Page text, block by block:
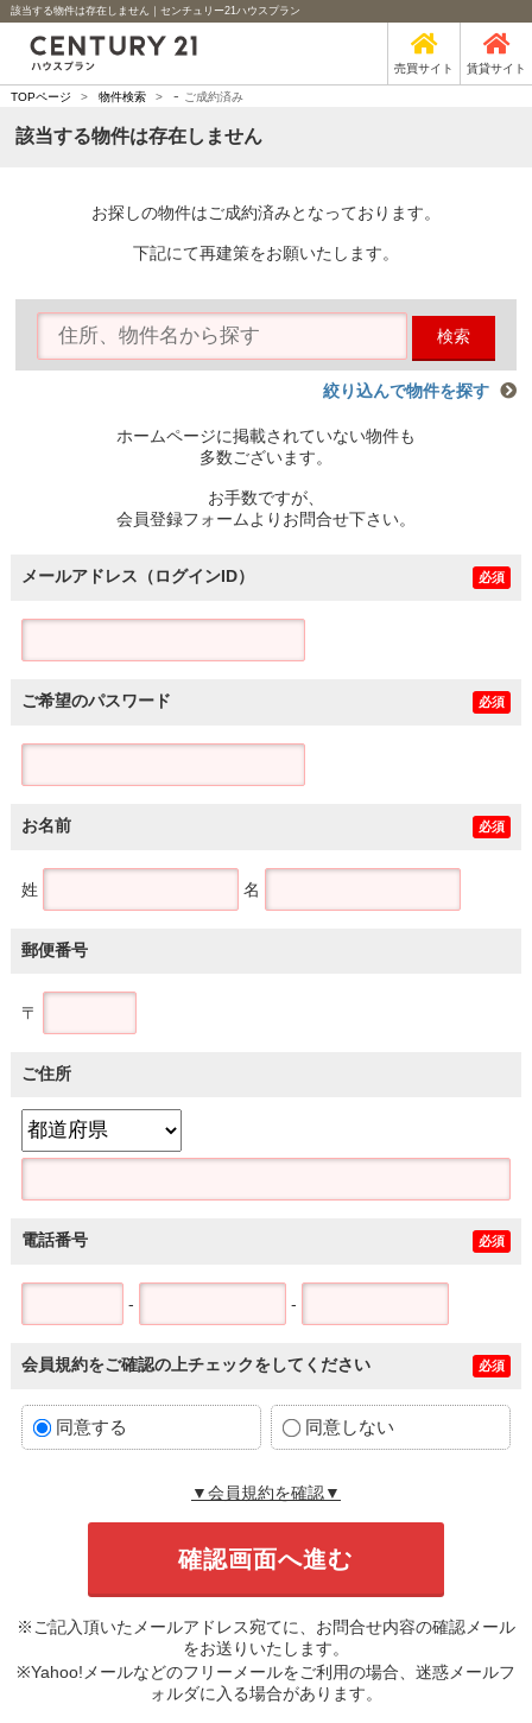
該当する物件は存在しません｜センチュリー21ハウスプラン
売買サイト 賃貸サイト
TOPページ > 物件検索 > - ご成約済み
該当する物件は存在しません
お探しの物件はご成約済みとなっております。
下記にて再建策をお願いたします。
検索
絞り込んで物件を探す
ホームページに掲載されていない物件も
多数ございます。
お手数ですが、
会員登録フォームよりお問合せ下さい。
メールアドレス（ログインID） 必須
ご希望のパスワード 必須
お名前 必須
姓 名
郵便番号
〒
ご住所
電話番号 必須
- -
会員規約をご確認の上チェックをしてください 必須
同意する 同意しない
▼会員規約を確認▼
※ご記入頂いたメールアドレス宛てに、お問合せ内容の確認メール
をお送りいたします。
※Yahoo!メールなどのフリーメールをご利用の場合、迷惑メールフ
ォルダに入る場合があります。